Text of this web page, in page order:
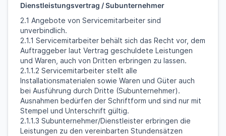
Dienstleistungsvertrag / Subunternehmer
2.1 Angebote von Servicemitarbeiter sind
unverbindlich.
2.1.1 Servicemitarbeiter behält sich das Recht vor, dem
Auftraggeber laut Vertrag geschuldete Leistungen
und Waren, auch von Dritten erbringen zu lassen.
2.1.1.2 Servicemitarbeiter stellt alle
Installationsmaterialen sowie Waren und Güter auch
bei Ausführung durch Dritte (Subunternehmer).
Ausnahmen bedürfen der Schriftform und sind nur mit
Stempel und Unterschrift gültig.
2.1.1.3 Subunternehmer/Dienstleister erbringen die
Leistungen zu den vereinbarten Stundensätzen